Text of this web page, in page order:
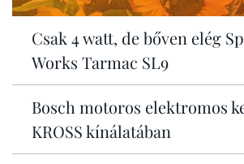
Csak 4 watt, de bőven elég
Works Tarmac SL9
Bosch motoros elektromos
KROSS kínálatában